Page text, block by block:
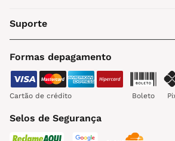
Suporte
Formas depagamento
Cartão de crédito Boleto
Selos de Segurança